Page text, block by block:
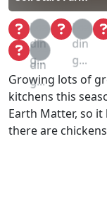
Loa
din
g...
Loa
din
g...
Loa
din
g...
Growing lots of
kitchens this
Earth Matter, so it
there are